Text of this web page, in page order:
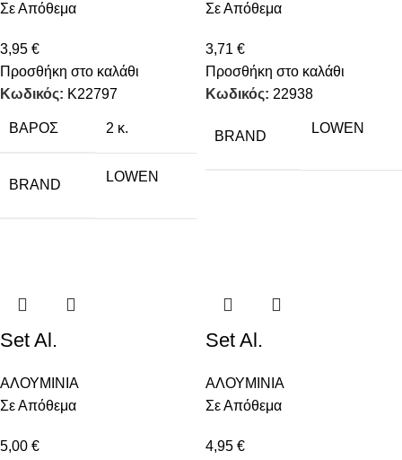
Σε Απόθεμα
3,95 €
Προσθήκη στο καλάθι
Κωδικός: K22797
ΒΆΡΟΣ 2 κ.
BRAND
LOWEN
Σε Απόθεμα
3,71 €
Προσθήκη στο καλάθι
Κωδικός: 22938
BRAND
LOWEN
Set Al.
ΑΛΟΥΜΙΝΙΑ
Σε Απόθεμα
5,00 €
Set Al.
ΑΛΟΥΜΙΝΙΑ
Σε Απόθεμα
4,95 €